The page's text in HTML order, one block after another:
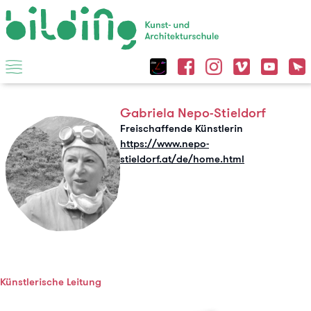
Gabriela Nepo-Stieldorf
Freischaffende Künstlerin
https://www.nepo-
stieldorf.at/de/home.html
Künstlerische Leitung